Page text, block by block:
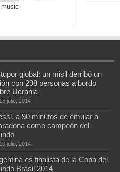
music
global: un misil derribó un
con 298 personas a bordo
Ucrania
18 julio, 2014
a 90 minutos de emular a
como campeón del
10 julio, 2014
es finalista de la Copa del
Brasil 2014